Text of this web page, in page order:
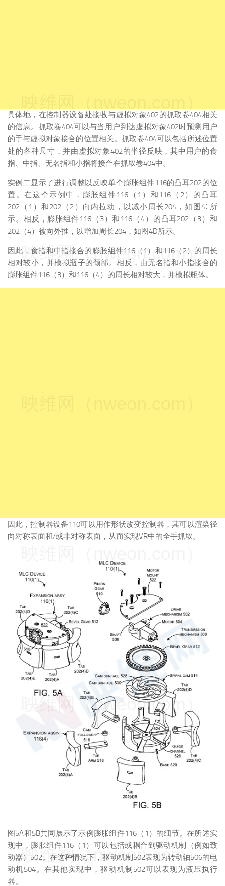
具体地，在控制器设备处接收与虚拟对象402的抓取卷404相关
的信息。抓取卷404可以与当用户到达虚拟对象402时预测用户
的手与虚拟对象接合的位置相关。抓取卷404可以包括所述位置
处的各种尺寸，并由虚拟对象402的半径反映，其中用户的食
指、中指、无名指和小指将接合在抓取卷404中。
实例二显示了进行调整以反映单个膨胀组件116的凸耳202的位
置。在这个示例中，膨胀组件116（1）和116（2）的凸耳
202（1）和202（2）向内拉动，以减小周长204，如图4C所
示。相反，膨胀组件116（3）和116（4）的凸耳202（3）和
202（4）被向外推，以增加周长204，如图4D所示。
因此，食指和中指接合的膨胀组件116（1）和116（2）的周长
相对较小，并模拟瓶子的颈部。相反，由无名指和小指接合的
膨胀组件116（3）和116（4）的周长相对较大，并模拟瓶体。
因此，控制器设备110可以用作形状改变控制器，其可以渲染径
向对称表面和/或非对称表面，从而实现VR中的全手抓取。
图5A和5B共同展示了示例膨胀组件116（1）的细节。在所述实
现中，膨胀组件116（1）可以包括或耦合到驱动机制（例如致
动器）502。在这种情况下，驱动机制502表现为转动轴506的电
动机504。在其他实现中，驱动机制502可以表现为液压执行
器。
映维网（nweon.com）
映维网（nweon.com）
映维网（nweon.com）